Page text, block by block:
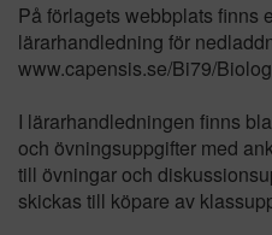
På förlagets webbplats finns
lärarhandledning för
www.capensis.se/Bi79/
I lärarhandledningen finns
och övningsuppgifter med
till övningar och
skickas till köpare av